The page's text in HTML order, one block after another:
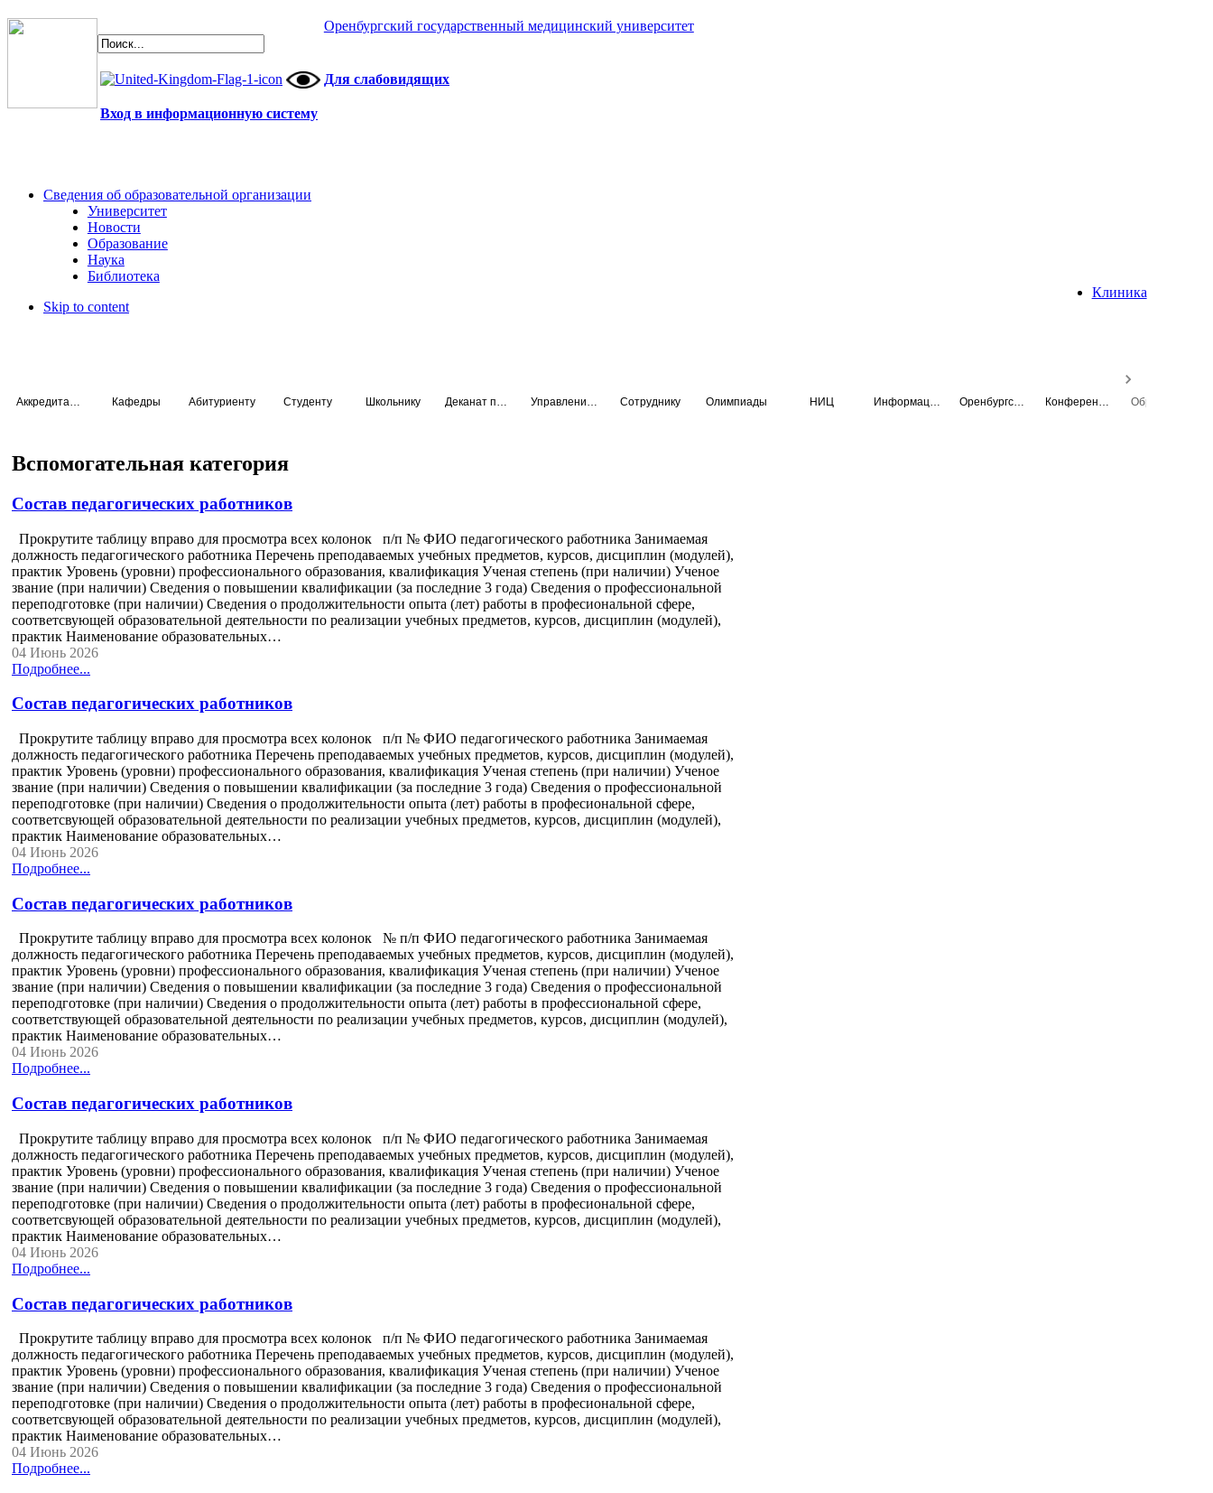
Оренбургский государственный медицинский университет
Для слабовидящих
Вход в информационную систему
Сведения об образовательной организации
Университет
Новости
Образование
Наука
Библиотека
Клиника
Skip to content
Кафедры Абитуриенту Студенту Школьнику Сотруднику Олимпиады НИЦ
Вспомогательная категория
Состав педагогических работников
Прокрутите таблицу вправо для просмотра всех колонок п/п № ФИО педагогического работника Занимаемая
должность педагогического работника Перечень преподаваемых учебных предметов, курсов, дисциплин (модулей),
практик Уровень (уровни) профессионального образования, квалификация Ученая степень (при наличии) Ученое
звание (при наличии) Сведения о повышении квалификации (за последние 3 года) Сведения о профессиональной
переподготовке (при наличии) Сведения о продолжительности опыта (лет) работы в професиональной сфере,
соответсвующей образовательной деятельности по реализации учебных предметов, курсов, дисциплин (модулей),
практик Наименование образовательных…
04 Июнь 2026
Подробнее...
Состав педагогических работников
Прокрутите таблицу вправо для просмотра всех колонок п/п № ФИО педагогического работника Занимаемая
должность педагогического работника Перечень преподаваемых учебных предметов, курсов, дисциплин (модулей),
практик Уровень (уровни) профессионального образования, квалификация Ученая степень (при наличии) Ученое
звание (при наличии) Сведения о повышении квалификации (за последние 3 года) Сведения о профессиональной
переподготовке (при наличии) Сведения о продолжительности опыта (лет) работы в професиональной сфере,
соответсвующей образовательной деятельности по реализации учебных предметов, курсов, дисциплин (модулей),
практик Наименование образовательных…
04 Июнь 2026
Подробнее...
Состав педагогических работников
Прокрутите таблицу вправо для просмотра всех колонок № п/п ФИО педагогического работника Занимаемая
должность педагогического работника Перечень преподаваемых учебных предметов, курсов, дисциплин (модулей),
практик Уровень (уровни) профессионального образования, квалификация Ученая степень (при наличии) Ученое
звание (при наличии) Сведения о повышении квалификации (за последние 3 года) Сведения о профессиональной
переподготовке (при наличии) Сведения о продолжительности опыта (лет) работы в профессиональной сфере,
соответствующей образовательной деятельности по реализации учебных предметов, курсов, дисциплин (модулей),
практик Наименование образовательных…
04 Июнь 2026
Подробнее...
Состав педагогических работников
Прокрутите таблицу вправо для просмотра всех колонок п/п № ФИО педагогического работника Занимаемая
должность педагогического работника Перечень преподаваемых учебных предметов, курсов, дисциплин (модулей),
практик Уровень (уровни) профессионального образования, квалификация Ученая степень (при наличии) Ученое
звание (при наличии) Сведения о повышении квалификации (за последние 3 года) Сведения о профессиональной
переподготовке (при наличии) Сведения о продолжительности опыта (лет) работы в професиональной сфере,
соответсвующей образовательной деятельности по реализации учебных предметов, курсов, дисциплин (модулей),
практик Наименование образовательных…
04 Июнь 2026
Подробнее...
Состав педагогических работников
Прокрутите таблицу вправо для просмотра всех колонок п/п № ФИО педагогического работника Занимаемая
должность педагогического работника Перечень преподаваемых учебных предметов, курсов, дисциплин (модулей),
практик Уровень (уровни) профессионального образования, квалификация Ученая степень (при наличии) Ученое
звание (при наличии) Сведения о повышении квалификации (за последние 3 года) Сведения о профессиональной
переподготовке (при наличии) Сведения о продолжительности опыта (лет) работы в професиональной сфере,
соответсвующей образовательной деятельности по реализации учебных предметов, курсов, дисциплин (модулей),
практик Наименование образовательных…
04 Июнь 2026
Подробнее...